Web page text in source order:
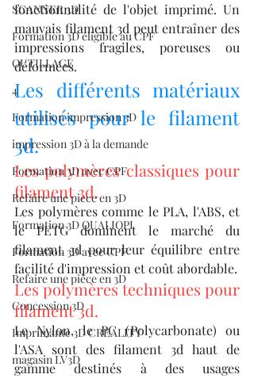
SCANNER 3D
Formation 3D éligible au CPF
OUTILLAGE
4
Formation impression 3D
impression 3D à la demande
Formation 3D avec CPF
Refaire une piece en 3D
Formation 3D QUALIOPI
Formation 3D avec CPF
Refaire une pièce en 3D
Concession 3D
Imprimante 3D CREALITY
magasin LV3D
fonctionnalité de l'objet imprimé. Un
mauvais filament 3d peut entraîner des
impressions fragiles, poreuses ou
déformées.
Les différents matériaux
utilisés pour le filament
3d.
Les polymères classiques pour
filament 3d.
Les polymères comme le PLA, l'ABS, et
le PETG dominent le marché du
filament 3d pour leur équilibre entre
facilité d'impression et coût abordable.
Les polymères techniques pour
filament 3d.
Le Nylon, le PC (Polycarbonate) ou
l'ASA sont des filament 3d haut de
gamme destinés à des usages